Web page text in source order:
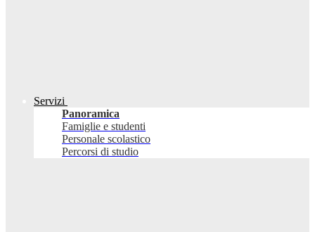
Servizi
Panoramica
Famiglie e studenti
Personale scolastico
Percorsi di studio